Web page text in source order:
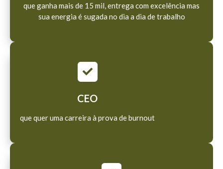
que ganha mais de 15 mil, entrega com excelência mas
sua energia é sugada no dia a dia de trabalho
CEO
que quer uma carreira à prova de burnout